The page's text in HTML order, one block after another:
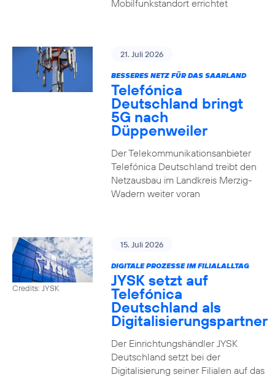
Mobilfunkstandort errichtet
21. Juli 2026
BESSERES NETZ FÜR DAS SAARLAND
Telefónica
Deutschland bringt
5G nach
Düppenweiler
Der Telekommunikationsanbieter
Telefónica Deutschland treibt den
Netzausbau im Landkreis Merzig-
Wadern weiter voran
Credits: JYSK
15. Juli 2026
DIGITALE PROZESSE IM FILIALALLTAG
JYSK setzt auf
Telefónica
Deutschland als
Digitalisierungspartner
Der Einrichtungshändler JYSK
Deutschland setzt bei der
Digitalisierung seiner Filialen auf das